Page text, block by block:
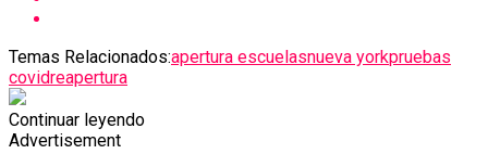
Temas Relacionados:apertura escuelasnueva yorkpruebas
covidreapertura
Continuar leyendo
Advertisement